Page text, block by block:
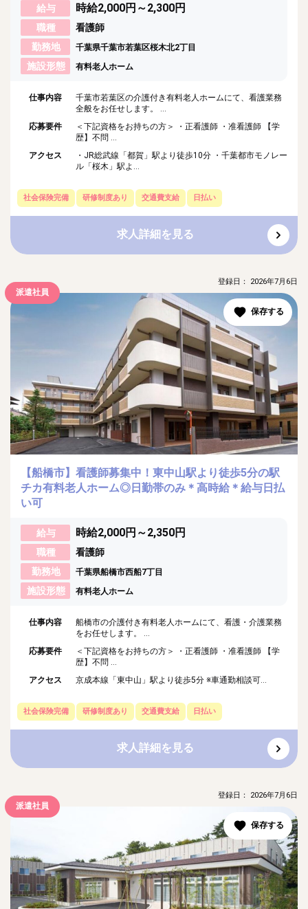
給与 時給2,000円～2,300円
職種
看護師
勤務地
千葉県千葉市若葉区桜木北2丁目
施設形態 有料老人ホーム
仕事内容
千葉市若葉区の介護付き有料老人ホームにて、看護業務
全般をお任せします。 ...
応募要件
＜下記資格をお持ちの方＞ ・正看護師 ・准看護師 【学
歴】不問 ...
アクセス
・JR総武線「都賀」駅より徒歩10分 ・千葉都市モノレー
ル「桜木」駅よ...
社会保険完備 研修制度あり 交通費支給 日払い
求人詳細を見る
派遣社員
登録日： 2026年7月6日
【船橋市】看護師募集中！東中山駅より徒歩5分の駅
チカ有料老人ホーム◎日勤帯のみ＊高時給＊給与日払
い可
給与 時給2,000円～2,350円
職種
看護師
勤務地
千葉県船橋市西船7丁目
施設形態 有料老人ホーム
仕事内容
船橋市の介護付き有料老人ホームにて、看護・介護業務
応募要件
＜下記資格をお持ちの方＞ ・正看護師 ・准看護師 【学
歴】不問 ...
アクセス
京成本線「東中山」駅より徒歩5分 ※車通勤相談可...
社会保険完備 研修制度あり 交通費支給 日払い
求人詳細を見る
派遣社員
登録日： 2026年7月6日